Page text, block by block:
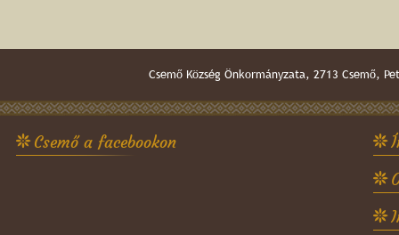
Csemő Község Önkormányzata, 2713
Csemő a facebookon